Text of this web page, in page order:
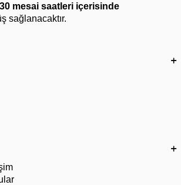
mesai saatleri içerisinde
sağlanacaktır.